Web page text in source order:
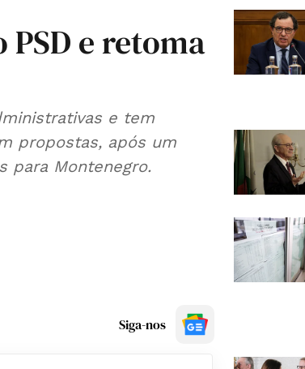
PSD e retoma
e tem
propostas, após um
para Montenegro.
Siga-nos